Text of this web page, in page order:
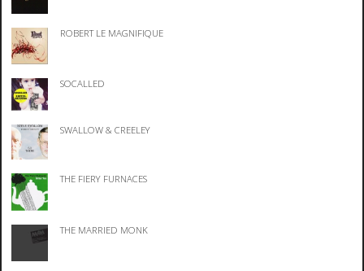
ROBERT LE MAGNIFIQUE
SOCALLED
SWALLOW & CREELEY
THE FIERY FURNACES
THE MARRIED MONK